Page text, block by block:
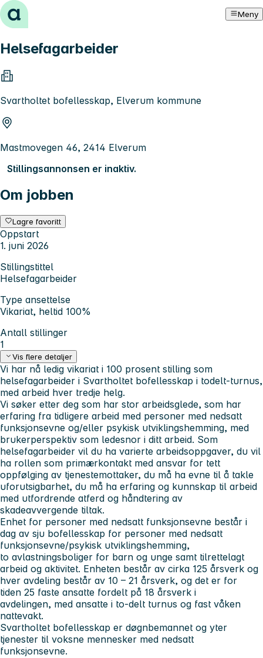
Hopp til innhold Meny
Helsefagarbeider
Svartholtet bofellesskap, Elverum kommune
Mastmovegen 46, 2414 Elverum
Stillingsannonsen er inaktiv.
Om jobben
Lagre favoritt
Oppstart
1. juni 2026
Stillingstittel
Helsefagarbeider
Type ansettelse
Vikariat, heltid 100%
Antall stillinger
1
Vis flere detaljer
Vi har nå ledig vikariat i 100 prosent stilling som
helsefagarbeider i Svartholtet bofellesskap i todelt-turnus,
med arbeid hver tredje helg.
Vi søker etter deg som har stor arbeidsglede, som har
erfaring fra tidligere arbeid med personer med nedsatt
funksjonsevne og/eller psykisk utviklingshemming, med
brukerperspektiv som ledesnor i ditt arbeid. Som
helsefagarbeider vil du ha varierte arbeidsoppgaver, du vil
ha rollen som primærkontakt med ansvar for tett
oppfølging av tjenestemottaker, du må ha evne til å takle
uforutsigbarhet, du må ha erfaring og kunnskap til arbeid
med utfordrende atferd og håndtering av
skadeavvergende tiltak.
Enhet for personer med nedsatt funksjonsevne består i
dag av sju bofellesskap for personer med nedsatt
funksjonsevne/psykisk utviklingshemming,
to avlastningsboliger for barn og unge samt tilrettelagt
arbeid og aktivitet. Enheten består av cirka 125 årsverk og
hver avdeling består av 10 – 21 årsverk, og det er for
tiden 25 faste ansatte fordelt på 18 årsverk i
avdelingen, med ansatte i to-delt turnus og fast våken
nattevakt.
Svartholtet bofellesskap er døgnbemannet og yter
tjenester til voksne mennesker med nedsatt
funksjonsevne.